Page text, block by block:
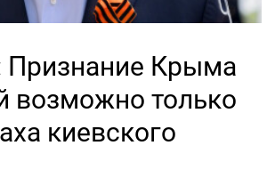
Признание Крыма
возможно только
киевского